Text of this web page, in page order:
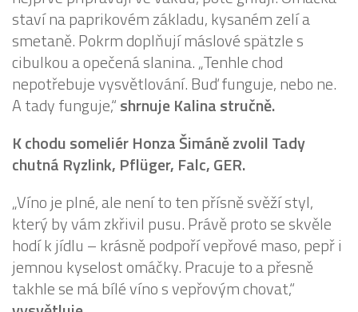
staví na paprikovém základu, kysaném zelí a
smetaně. Pokrm doplňují máslové spätzle s
cibulkou a opečená slanina. „Tenhle chod
nepotřebuje vysvětlování. Buď funguje, nebo ne.
A tady funguje,“shrnuje Kalina stručně.
K chodu someliér Honza Šimáně zvolil Tady
chutná Ryzlink, Pflüger, Falc, GER.
„Víno je plné, ale není to ten přísně svěží styl,
který by vám zkřivil pusu. Právě proto se skvěle
hodí k jídlu – krásně podpoří vepřové maso, pepř i
jemnou kyselost omáčky. Pracuje to a přesně
takhle se má bílé víno s vepřovým chovat,“